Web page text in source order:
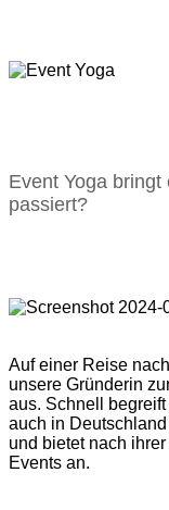
Event Yoga
passiert?
Auf einer Reise
unsere Gründerin
aus. Schnell
auch in
und bietet nach
Events an.